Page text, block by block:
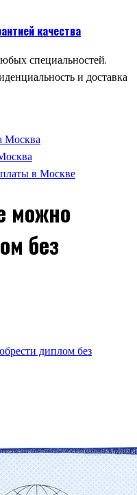
качества
специальностей.
и доставка
Москва
в Москве
можно
без
диплом без